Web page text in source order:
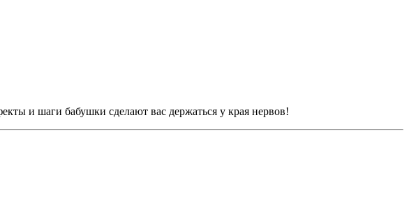
и шаги бабушки сделают вас держаться у края нервов!